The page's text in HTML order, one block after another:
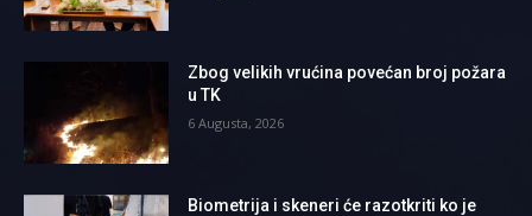
Zbog velikih vrućina povećan broj požara
u TK
6 Augusta, 2026
Biometrija i skeneri će razotkriti ko je